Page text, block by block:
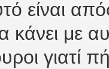
είναι
κάνει με
γιατί